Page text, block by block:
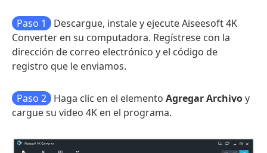
Paso 1
Descargue, instale y ejecute Aiseesoft 4K
Converter en su computadora. Regístrese con la
dirección de correo electrónico y el código de
registro que le enviamos.
Paso 2 Haga clic en el elemento Agregar Archivoy
cargue su video 4K en el programa.